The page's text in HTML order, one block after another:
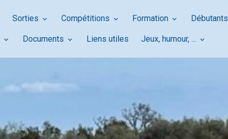
Sorties Compétitions Formation Débutants
Documents Liens utiles Jeux, humour, ...